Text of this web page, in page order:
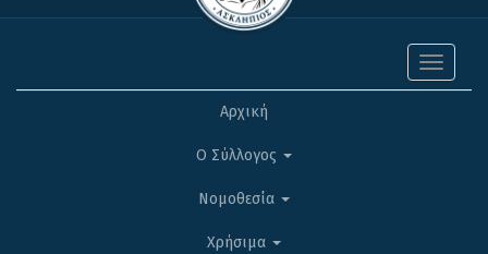
Toggle
Αρχική
Ο Σύλλογος
Νομοθεσία
Χρήσιμα